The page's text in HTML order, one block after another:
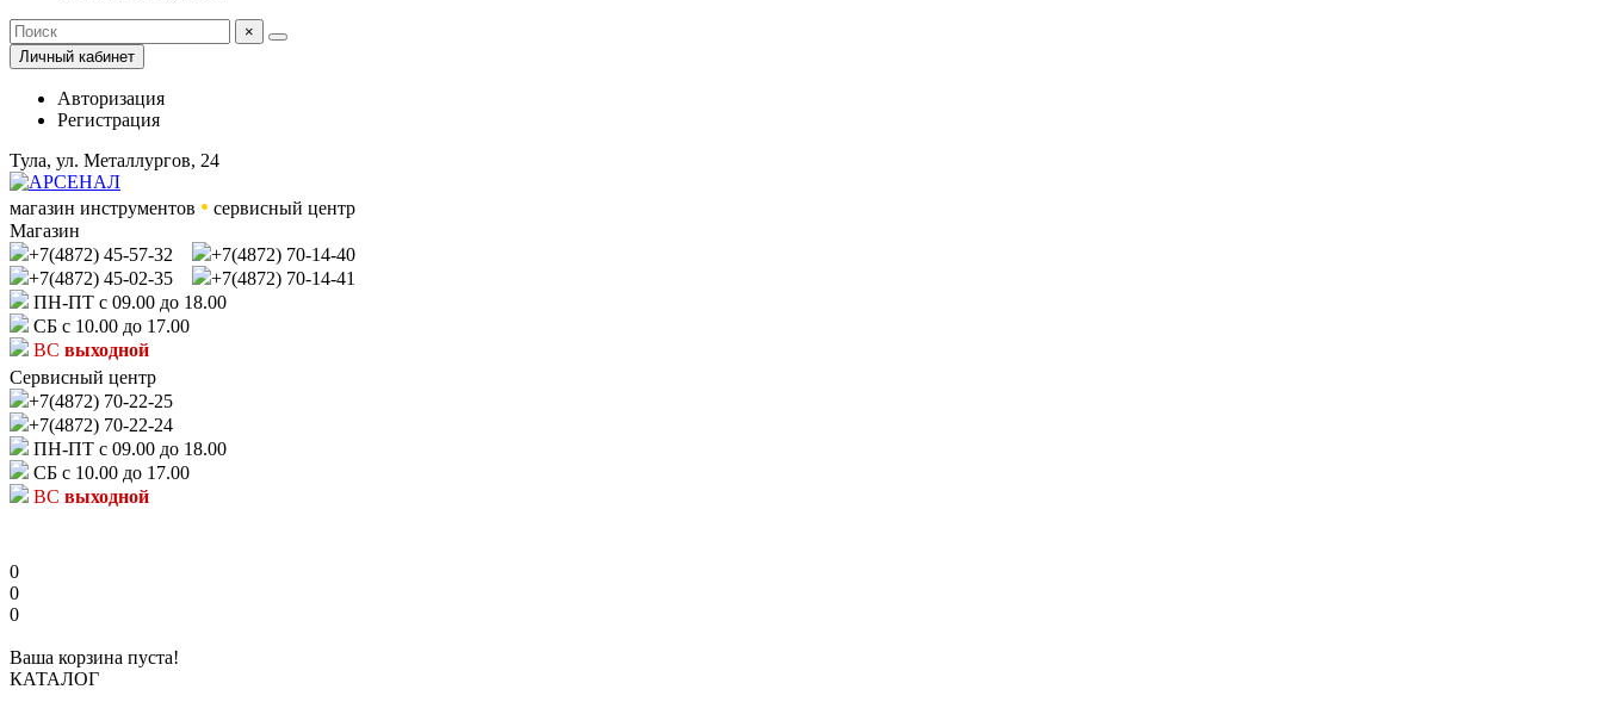
×
Личный кабинет
Авторизация
Регистрация
Тула, ул. Металлургов, 24
магазин инструментов • сервисный центр
Магазин
+7(4872) 45-57-32
+7(4872) 70-14-40
+7(4872) 45-02-35
+7(4872) 70-14-41
ПН-ПТ с 09.00 до 18.00
СБ с 10.00 до 17.00
ВС выходной
Сервисный центр
+7(4872) 70-22-25
+7(4872) 70-22-24
ПН-ПТ с 09.00 до 18.00
СБ с 10.00 до 17.00
ВС выходной
0
0
0
Ваша корзина пуста!
КАТАЛОГ